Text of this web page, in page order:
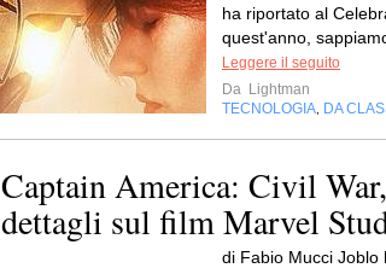
ha riportato al
quest'anno,
Leggere il seguito
Da Lightman
TECNOLOGIA DA
Captain America: Civil
dettagli sul film Marvel
di Fabio Mucci Joblo